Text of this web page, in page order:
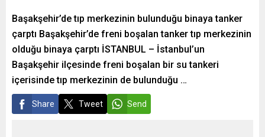
Başakşehir’de tıp merkezinin bulunduğu binaya tanker
çarptı Başakşehir’de freni boşalan tanker tıp merkezinin
olduğu binaya çarptı İSTANBUL – İstanbul’un
Başakşehir ilçesinde freni boşalan bir su tankeri
içerisinde tıp merkezinin de bulunduğu …
Share Tweet Send